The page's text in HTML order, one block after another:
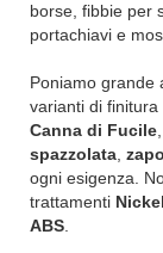
borse, fibbie per
portachiavi e
Poniamo grande
varianti di
Canna di Fucile
spazzolata
ogni esigenza.
trattamenti
ABS